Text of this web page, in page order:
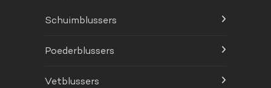
Schuimblussers
Poederblussers
Vetblussers